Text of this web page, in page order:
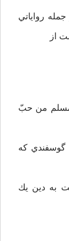
رواياتي
از
مسلم من حبّ
گوسفندي كه
به دين يك